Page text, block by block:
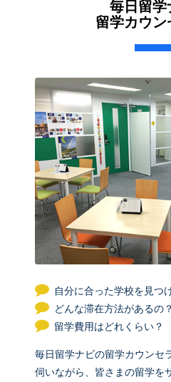
毎日留学
留学カウン
自分に合った学校を見つ
どんな滞在方法があるの？
留学費用はどれくらい？
毎日留学ナビの留学カウンセ
伺いながら、皆さまの留学を